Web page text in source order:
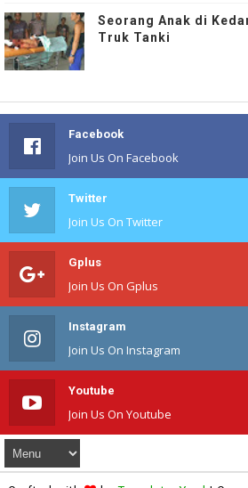
Seorang Anak di
Truk Tanki
Facebook
Join Us On Facebook
Twitter
Join Us On Twitter
Gplus
Join Us On Gplus
Instagram
Join Us On Instagram
Youtube
Join Us On Youtube